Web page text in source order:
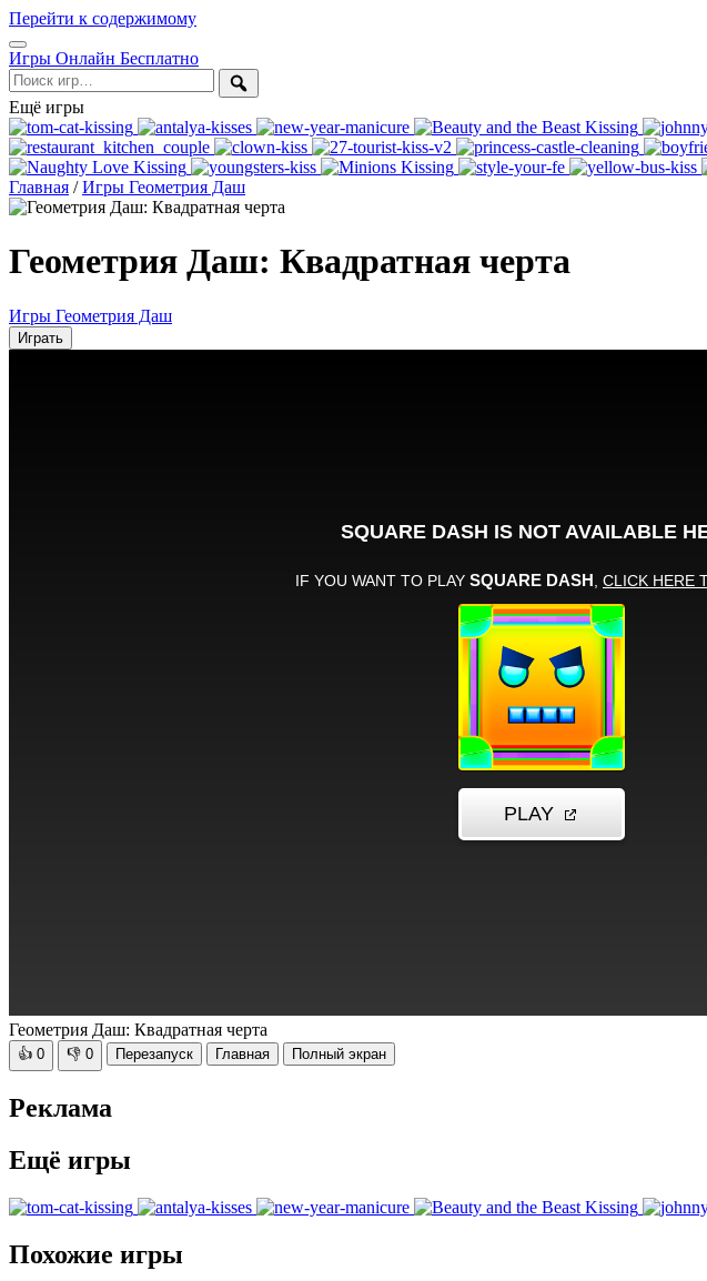
Перейти к содержимому
Открыть
меню
Игры Онлайн Бесплатно
Поиск
Ещё игры
Главная / Игры Геометрия Даш
Геометрия Даш: Квадратная черта
Игры Геометрия Даш
Играть
Геометрия Даш: Квадратная черта
👍 0 👎 0 Перезапуск Главная Полный экран
Реклама
Ещё игры
Похожие игры